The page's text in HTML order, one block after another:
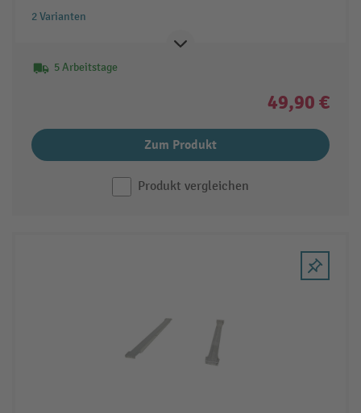
2 Varianten
5 Arbeitstage
49,90 €
Zum Produkt
Produkt vergleichen